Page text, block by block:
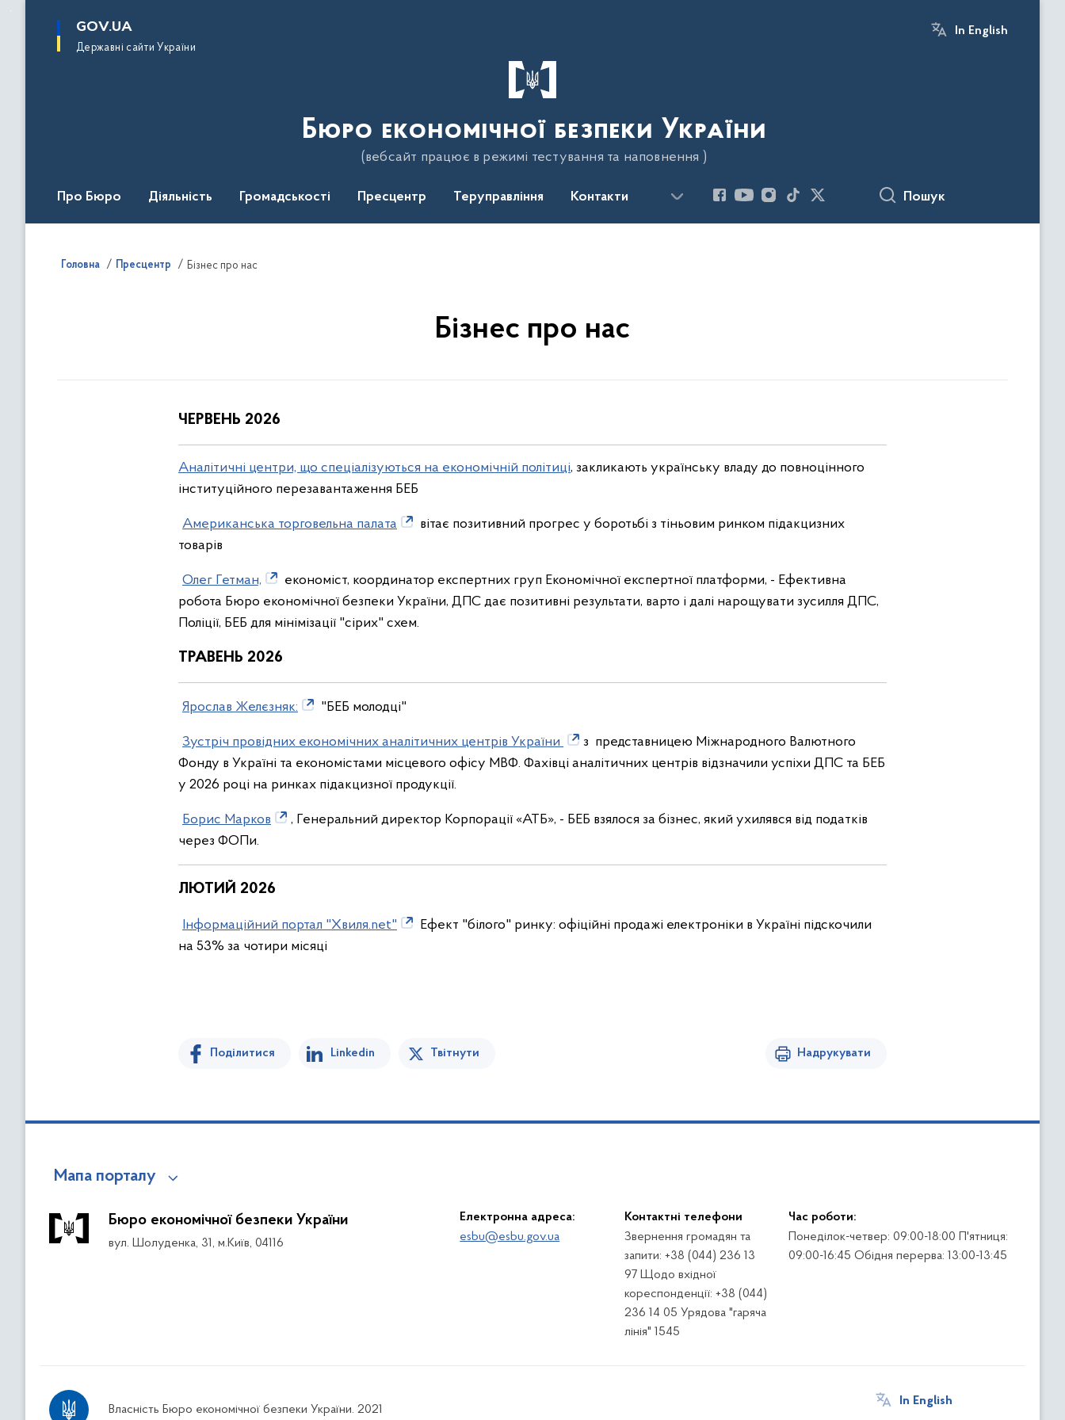
основного
GOV.UA
Державні сайти України
In English
Бюро економічної безпеки України
(вебсайт працює в режимі тестування та наповнення )
Про Бюро Діяльність Громадськості Пресцентр Теруправління Контакти Пошук
Головна Пресцентр Бізнес про нас
Бізнес про нас
ЧЕРВЕНЬ 2026
Аналітичні центри, що спеціалізуються на економічній політиці, закликають українську владу до повноцінного
інституційного перезавантаження БЕБ
Американська торговельна палата
вітає позитивний прогрес у боротьбі з тіньовим ринком підакцизних
товарів
Олег Гетман,
економіст, координатор експертних груп Економічної експертної платформи, - Ефективна
робота Бюро економічної безпеки України, ДПС дає позитивні результати, варто і далі нарощувати зусилля ДПС,
Поліції, БЕБ для мінімізації "сірих" схем.
ТРАВЕНЬ 2026
Ярослав Желєзняк: "БЕБ молодці"
Зустріч провідних економічних аналітичних центрів України
з представницею Міжнародного Валютного
Фонду в Україні та економістами місцевого офісу МВФ. Фахівці аналітичних центрів відзначили успіхи ДПС та БЕБ
у 2026 році на ринках підакцизної продукції.
Борис Марков
, Генеральний директор Корпорації «АТБ», - БЕБ взялося за бізнес, який ухилявся від податків
через ФОПи.
ЛЮТИЙ 2026
Інформаційний портал "Хвиля.net"
Ефект "білого" ринку: офіційні продажі електроніки в Україні підскочили
на 53% за чотири місяці
Поділитися Linkedin Твітнути Надрукувати
Мапа порталу
Бюро економічної безпеки України
вул. Шолуденка, 31, м.Київ, 04116
Електронна адреса:
esbu@esbu.gov.ua
Контактні телефони
Звернення громадян та
запити: +38 (044) 236 13
97 Щодо вхідної
кореспонденції: +38 (044)
236 14 05 Урядова "гаряча
лінія" 1545
Час роботи:
Понеділок-четвер: 09:00-18:00 П'ятниця:
09:00-16:45 Обідня перерва: 13:00-13:45
Власність Бюро економічної безпеки України. 2021
In English